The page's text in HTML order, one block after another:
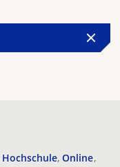
Hochschule Online